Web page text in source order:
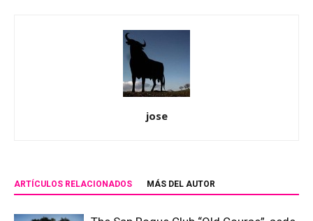
jose
ARTÍCULOS RELACIONADOS MÁS DEL AUTOR